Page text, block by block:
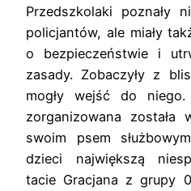
Przedszkolaki poznały
policjantów, ale miały
o bezpieczeństwie i
zasady. Zobaczyły z
mogły wejść do
zorganizowana została
swoim psem
dzieci największą
tacie Gracjana z grupy